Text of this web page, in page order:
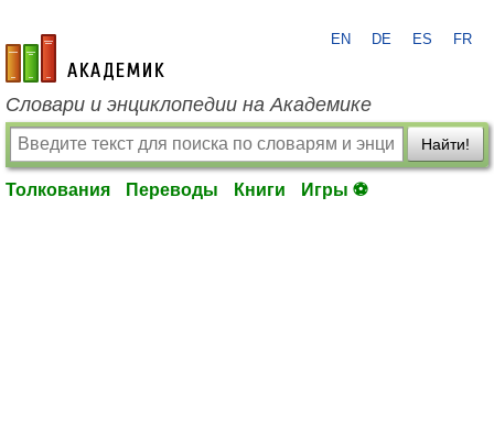
academic.ru
EN DE ES FR
Словари и энциклопедии на Академике
Найти!
Толкования Переводы Книги Игры ⚽